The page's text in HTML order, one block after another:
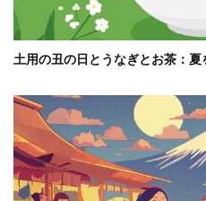
土用の丑の日とうなぎとお茶：